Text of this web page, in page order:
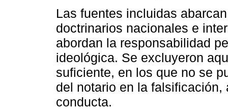
Las fuentes incluidas
doctrinarios nacionales e
abordan la responsabilidad
ideológica. Se excluyeron
suficiente, en los que no se
del notario en la
conducta.